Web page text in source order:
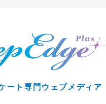
ート専門ウェブメディア